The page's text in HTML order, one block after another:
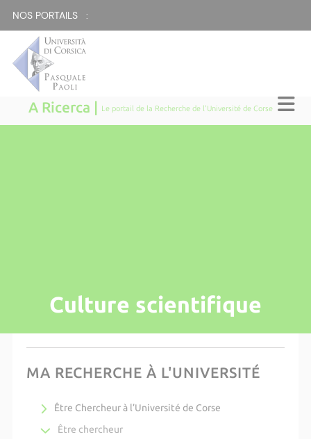
NOS PORTAILS :
A Ricerca | Le portail de la Recherche de l'Université de Corse
Culture scientifique
MA RECHERCHE À L'UNIVERSITÉ
Être Chercheur à l’Université de Corse
Être chercheur